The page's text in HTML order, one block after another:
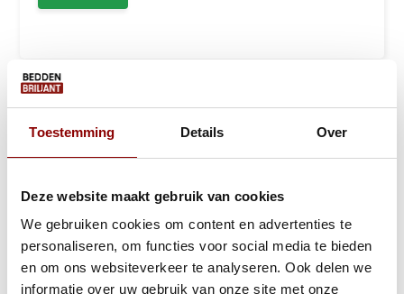
Toestemming Details Over
Deze website maakt gebruik van cookies
We gebruiken cookies om content en advertenties te
personaliseren, om functies voor social media te bieden
en om ons websiteverkeer te analyseren. Ook delen we
informatie over uw gebruik van onze site met onze